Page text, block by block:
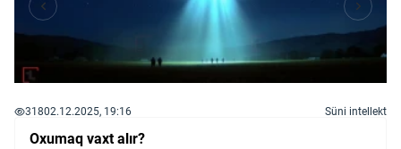
İnnovasiya və Startaplar
Robot və Cihazlar
31802.12.2025, 19:16 Süni intellekt
Oxumaq vaxt alır?